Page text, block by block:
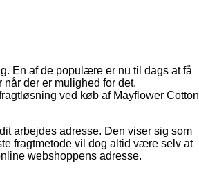
En af de populære er nu til dags at få
der er mulighed for det.
ved køb af Mayflower Cotton
arbejdes adresse. Den viser sig som
fragtmetode vil dog altid være selv at
webshoppens adresse.